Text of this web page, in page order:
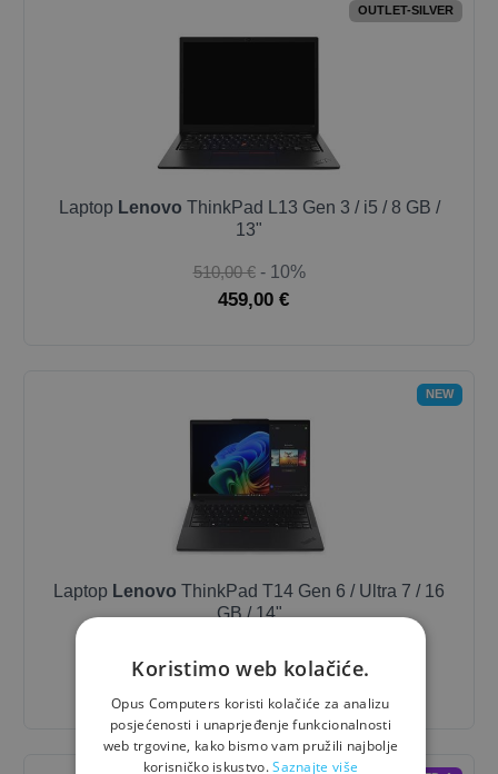
OUTLET-SILVER
Laptop Lenovo ThinkPad L13 Gen 3 / i5 / 8 GB /
13"
510,00 € - 10%
459,00 €
NEW
Laptop Lenovo ThinkPad T14 Gen 6 / Ultra 7 / 16
GB / 14"
Koristimo web kolačiće.
Opus Computers koristi kolačiće za analizu
posjećenosti i unaprjeđenje funkcionalnosti
web trgovine, kako bismo vam pružili najbolje
korisničko iskustvo.Saznajte više